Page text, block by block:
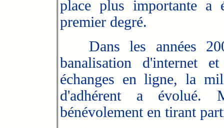
place plus importante a
premier degré.
Dans les années
banalisation d'internet
échanges en ligne, la
d'adhérent a évolué.
bénévolement en tirant